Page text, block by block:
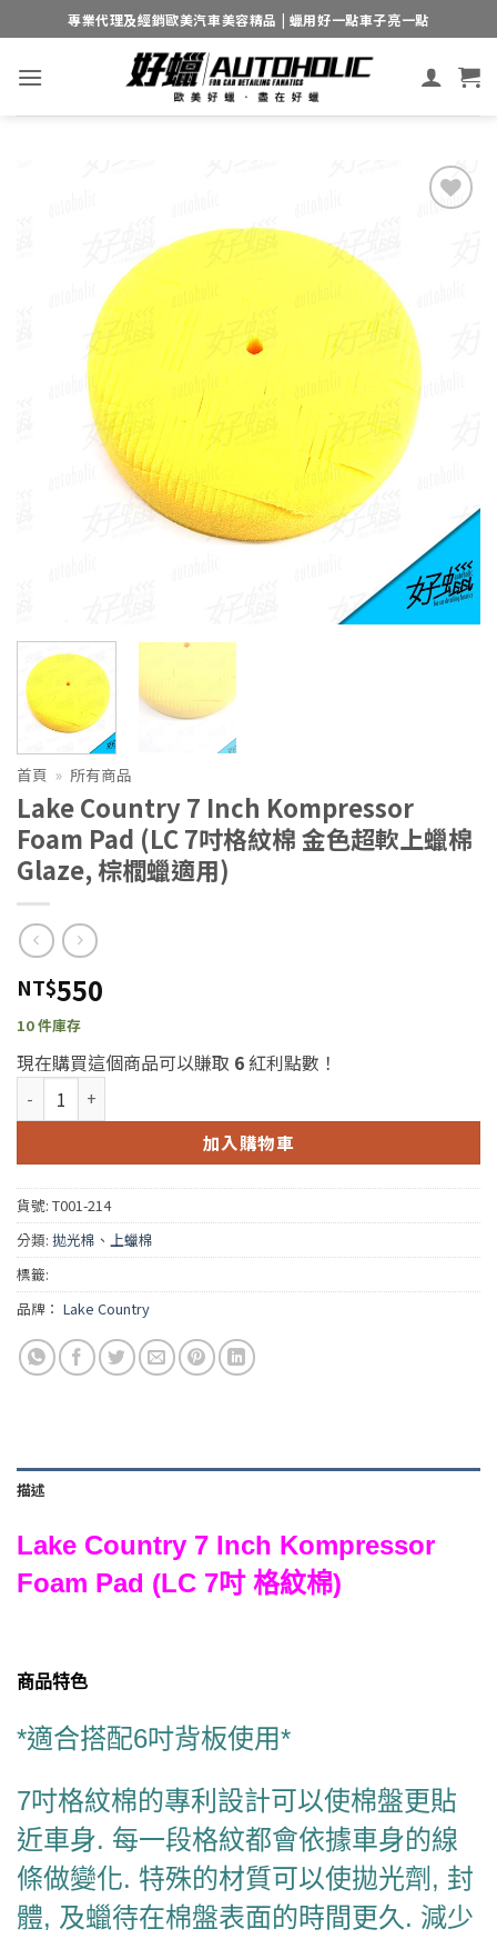
to
content
專業代理及經銷歐美汽車美容精品 | 蠟用好一點車子亮一點
首頁 » 所有商品
Lake Country 7 Inch Kompressor
Foam Pad (LC 7吋格紋棉 金色超軟上蠟棉
Glaze, 棕櫚蠟適用)
NT$550
10 件庫存
現在購買這個商品可以賺取 6紅利點數！
Lake Country 7 Inch Kompressor Foam Pad (LC 7吋格紋棉 金
加入購物車
貨號: T001-214
分類: 拋光棉、上蠟棉
標籤:
品牌： Lake Country
描述
Lake Country 7 Inch Kompressor
Foam Pad (LC 7吋 格紋棉)
商品特色
*適合搭配6吋背板使用*
7吋格紋棉的專利設計可以使棉盤更貼
近車身. 每一段格紋都會依據車身的線
條做變化. 特殊的材質可以使拋光劑, 封
體, 及蠟待在棉盤表面的時間更久. 減少